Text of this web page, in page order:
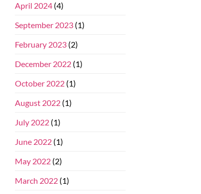
April 2024(4)
September 2023(1)
February 2023(2)
December 2022(1)
October 2022(1)
August 2022(1)
July 2022(1)
June 2022(1)
May 2022(2)
March 2022(1)